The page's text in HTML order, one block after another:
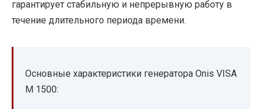
гарантирует стабильную и непрерывную работу в
течение длительного периода времени.
Основные характеристики генератора Onis VISA
M 1500: